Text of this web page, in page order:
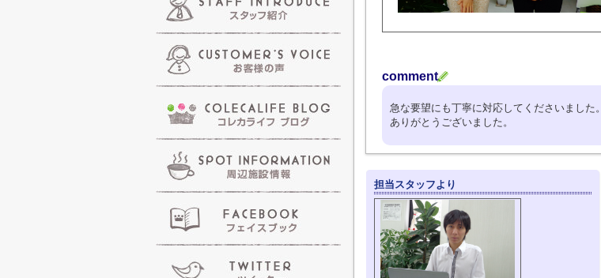
comment
急な要望にも丁寧に対応してくださいました。
ありがとうございました。
担当スタッフより